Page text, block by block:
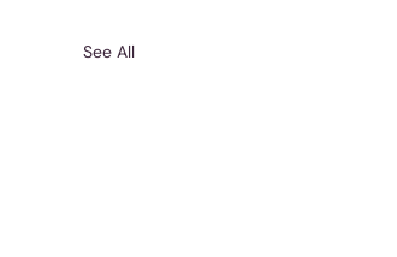
See All